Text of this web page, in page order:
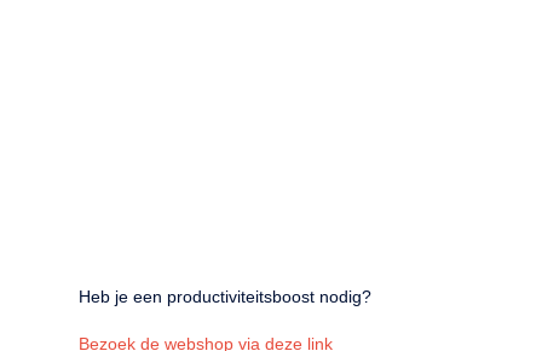
Heb je een productiviteitsboost nodig?
Bezoek de webshop via deze link